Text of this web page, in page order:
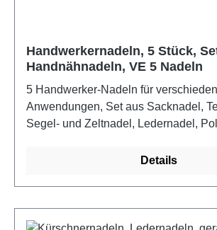
Handwerkernadeln, 5 Stück,
Handnähnadeln, VE 5 Nadeln
5 Handwerker-Nadeln für
Anwendungen, Set aus Sacknadel,
Segel- und Zeltnadel, Ledernadel,
Details